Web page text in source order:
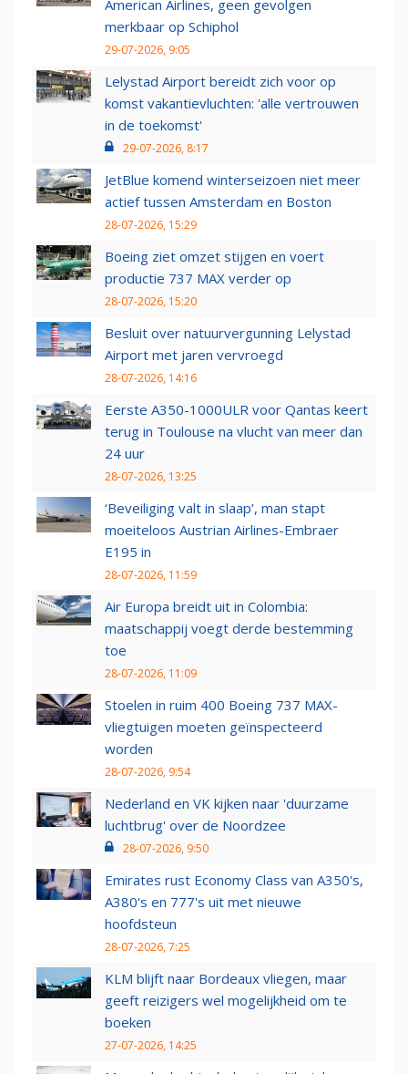
American Airlines, geen gevolgen
merkbaar op Schiphol
29-07-2026, 9:05
Lelystad Airport bereidt zich voor op
komst vakantievluchten: 'alle vertrouwen
in de toekomst'
29-07-2026, 8:17
JetBlue komend winterseizoen niet meer
actief tussen Amsterdam en Boston
28-07-2026, 15:29
Boeing ziet omzet stijgen en voert
productie 737 MAX verder op
28-07-2026, 15:20
Besluit over natuurvergunning Lelystad
Airport met jaren vervroegd
28-07-2026, 14:16
Eerste A350-1000ULR voor Qantas keert
terug in Toulouse na vlucht van meer dan
24 uur
28-07-2026, 13:25
‘Beveiliging valt in slaap’, man stapt
moeiteloos Austrian Airlines-Embraer
E195 in
28-07-2026, 11:59
Air Europa breidt uit in Colombia:
maatschappij voegt derde bestemming
toe
28-07-2026, 11:09
Stoelen in ruim 400 Boeing 737 MAX-
vliegtuigen moeten geïnspecteerd
worden
28-07-2026, 9:54
Nederland en VK kijken naar 'duurzame
luchtbrug' over de Noordzee
28-07-2026, 9:50
Emirates rust Economy Class van A350's,
A380's en 777's uit met nieuwe
hoofdsteun
28-07-2026, 7:25
KLM blijft naar Bordeaux vliegen, maar
geeft reizigers wel mogelijkheid om te
boeken
27-07-2026, 14:25